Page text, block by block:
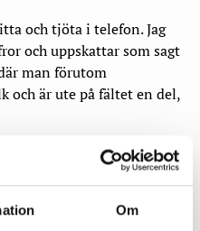
Om
och tjöta i telefon. Jag
och uppskattar som sagt
man förutom
och är ute på fältet en del,
största delen från
som Södra och
som Stena Recycling,
5 procent av avfallet